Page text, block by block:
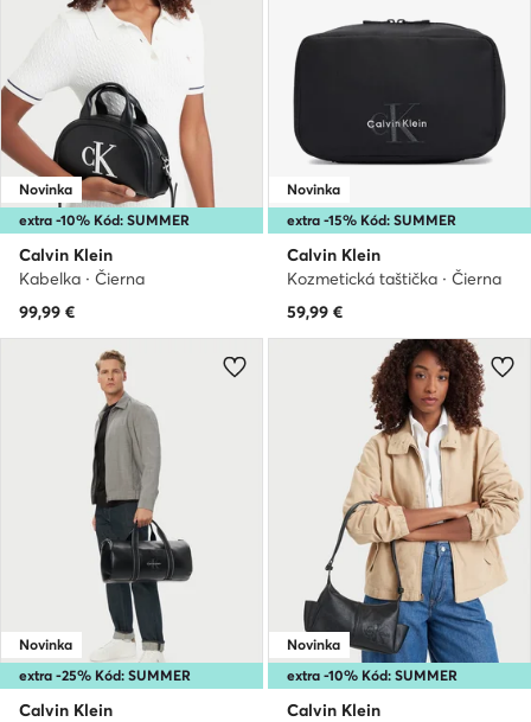
extra -10% Kód: SUMMER
Novinka
Calvin Klein
Kabelka · Čierna
99,99 €
extra -15% Kód: SUMMER
Novinka
Calvin Klein
Kozmetická taštička · Čierna
59,99 €
extra -25% Kód: SUMMER
Novinka
Calvin Klein
extra -10% Kód: SUMMER
Novinka
Calvin Klein